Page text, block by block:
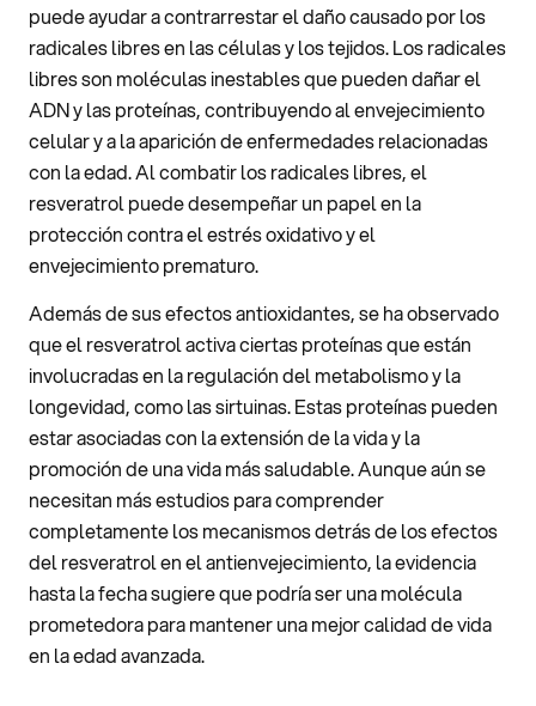
puede ayudar a contrarrestar el daño causado por los
radicales libres en las células y los tejidos. Los radicales
libres son moléculas inestables que pueden dañar el
ADN y las proteínas, contribuyendo al envejecimiento
celular y a la aparición de enfermedades relacionadas
con la edad. Al combatir los radicales libres, el
resveratrol puede desempeñar un papel en la
protección contra el estrés oxidativo y el
envejecimiento prematuro.
Además de sus efectos antioxidantes, se ha observado
que el resveratrol activa ciertas proteínas que están
involucradas en la regulación del metabolismo y la
longevidad, como las sirtuinas. Estas proteínas pueden
estar asociadas con la extensión de la vida y la
promoción de una vida más saludable. Aunque aún se
necesitan más estudios para comprender
completamente los mecanismos detrás de los efectos
del resveratrol en el antienvejecimiento, la evidencia
hasta la fecha sugiere que podría ser una molécula
prometedora para mantener una mejor calidad de vida
en la edad avanzada.